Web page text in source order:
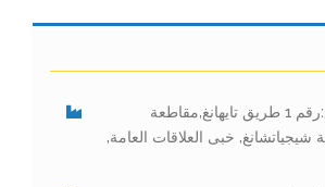
إضافة مصنع:رقم 1 طريق تايهانغ,مقاطعة
شيجياتشانغ, خبى العلاقات العامة,